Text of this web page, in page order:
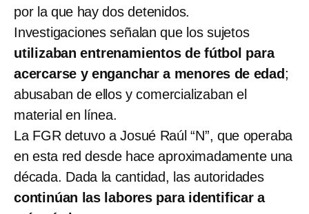
por la que hay dos detenidos.
Investigaciones señalan que los sujetos
utilizaban entrenamientos de fútbol para
acercarse y enganchar a menores de edad;
abusaban de ellos y comercializaban el
material en línea.
La FGR detuvo a Josué Raúl “N”, que operaba
en esta red desde hace aproximadamente una
década. Dada la cantidad, las autoridades
continúan las labores para identificar a